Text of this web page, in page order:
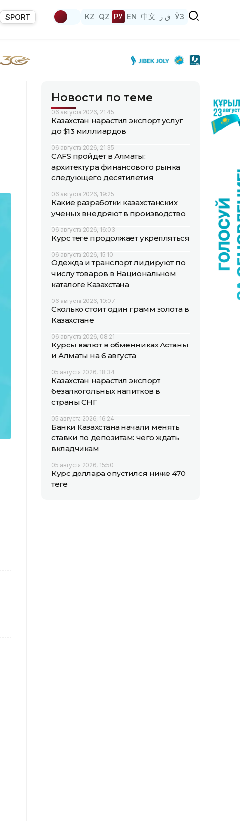
SPORT KZ QZ РУ EN 中文 ق ز ЎЗ
Новости по теме
06 августа 2026, 21:45
Казахстан нарастил экспорт услуг
до $13 миллиардов
06 августа 2026, 21:35
CAFS пройдет в Алматы:
архитектура финансового рынка
следующего десятилетия
06 августа 2026, 19:25
Какие разработки казахстанских
ученых внедряют в производство
06 августа 2026, 16:03
Курс теңге продолжает укрепляться
06 августа 2026, 15:10
Одежда и транспорт лидируют по
числу товаров в Национальном
каталоге Казахстана
06 августа 2026, 10:07
Сколько стоит один грамм золота в
Казахстане
06 августа 2026, 08:21
Курсы валют в обменниках Астаны
и Алматы на 6 августа
05 августа 2026, 18:34
Казахстан нарастил экспорт
безалкогольных напитков в
страны СНГ
05 августа 2026, 16:24
Банки Казахстана начали менять
ставки по депозитам: чего ждать
вкладчикам
05 августа 2026, 15:50
Курс доллара опустился ниже 470
теңге